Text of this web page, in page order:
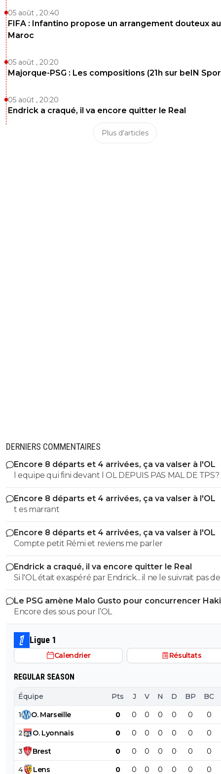
05 août , 20:40
FIFA : Infantino propose un arrangement douteux au
Maroc
05 août , 20:20
Majorque-PSG : Les compositions (21h sur beIN
05 août , 20:20
Endrick a craqué, il va encore quitter le Real
Plus d'articles
DERNIERS COMMENTAIRES
Encore 8 départs et 4 arrivées, ça va valser à l'OL
l equipe qui fini devant l OL DEPUIS PAS MAL DE TPS? lol. t
es tro malin toi
Encore 8 départs et 4 arrivées, ça va valser à l'OL
t es marrant
Encore 8 départs et 4 arrivées, ça va valser à l'OL
Compte petit Rémi et reviens me parler
Endrick a craqué, il va encore quitter le Real
Si l'OL était exaspéré par Endrick... il ne le suivrait pas
près. Bref... Quand l'équipe sera complète... ce sera beaucoup
mieux.
Le PSG amène Malo Gusto pour concurrencer
Encore des sous pour l’OL
Ligue 1
Calendrier Résultats
REGULAR SEASON
Équipe Pts J V N D BP BC
1 O. Marseille 0 0 0 0 0 0 0
2 O. Lyonnais 0 0 0 0 0 0 0
3 Brest 0 0 0 0 0 0 0
4 Lens 0 0 0 0 0 0 0